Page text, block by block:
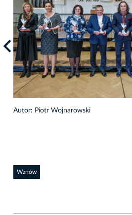
Autor: Piotr Wojnarowski
Wznów